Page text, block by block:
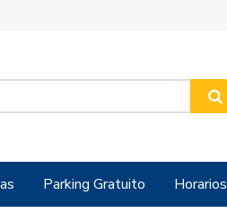
Parking Gratuito Horarios